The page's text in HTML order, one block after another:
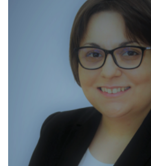
Nossa comunidade